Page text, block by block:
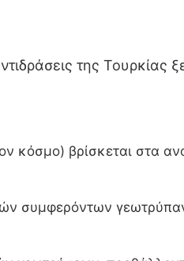
της Τουρκίας
βρίσκεται στα
συμφερόντων